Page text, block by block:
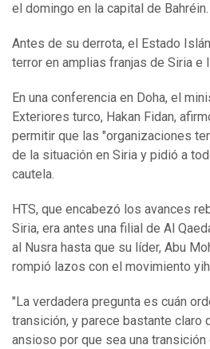
el domingo en la capital de Bahréin.
Antes de su derrota, el Estado
terror en amplias franjas de Siria e
En una conferencia en Doha, el
Exteriores turco, Hakan Fidan,
permitir que las "organizaciones
de la situación en Siria y pidió a
cautela.
HTS, que encabezó los avances
Siria, era antes una filial de Al
al Nusra hasta que su líder, Abu
rompió lazos con el movimiento
"La verdadera pregunta es cuán
transición, y parece bastante claro
ansioso por que sea una transición